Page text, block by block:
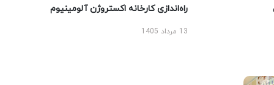
راه‌اندازی کارخانه اکستروژن آلومینیوم
13 مرداد 1405